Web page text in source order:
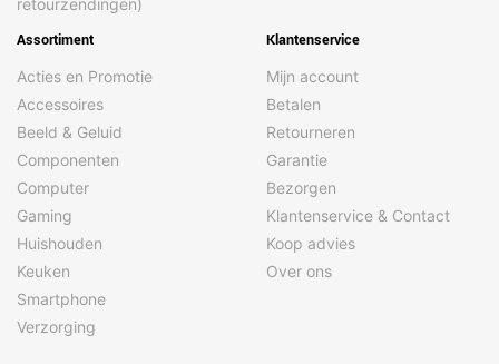
retourzendingen)
Assortiment
Acties en Promotie
Accessoires
Beeld & Geluid
Componenten
Computer
Gaming
Huishouden
Keuken
Smartphone
Verzorging
Klantenservice
Mijn account
Betalen
Retourneren
Garantie
Bezorgen
Klantenservice & Contact
Koop advies
Over ons